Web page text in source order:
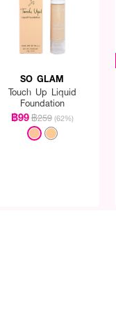
SO GLAM
Touch Up Liquid
Foundation
฿99฿259 (62%)